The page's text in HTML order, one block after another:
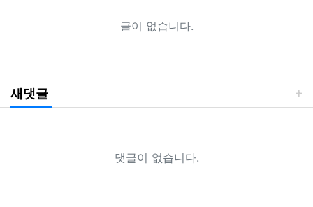
글이 없습니다.
새댓글
댓글이 없습니다.